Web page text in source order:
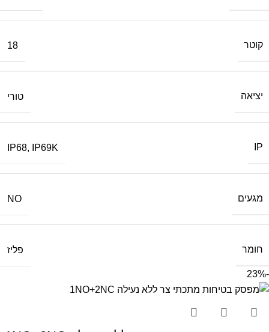
קוטר 18
יציאה טורי
IP
IP68, IP69K
מגעים NO
חומר פליז
-23%